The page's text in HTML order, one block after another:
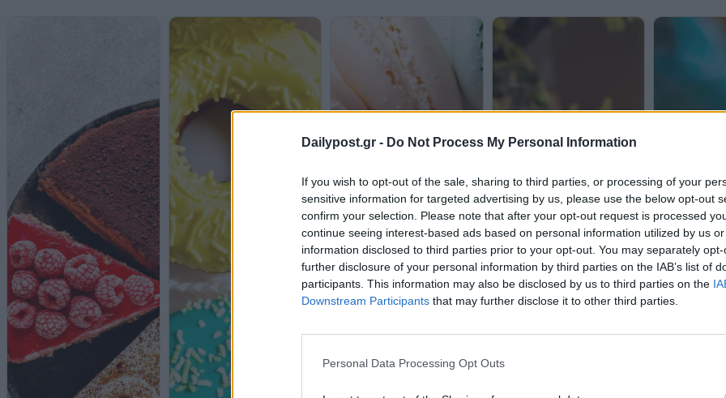
Dailypost.gr - Do Not Process My Personal Information
If you wish to opt-out of the sale, sharing to third parties, or processing of your
sensitive information for targeted advertising by us, please use the below opt-out
confirm your selection. Please note that after your opt-out request is processed
continue seeing interest-based ads based on personal information utilized by us
information disclosed to third parties prior to your opt-out. You may separately
further disclosure of your personal information by third parties on the IAB’s list of
participants. This information may also be disclosed by us to third parties on the
Downstream Participants that may further disclose it to other third parties.
Personal Data Processing Opt Outs